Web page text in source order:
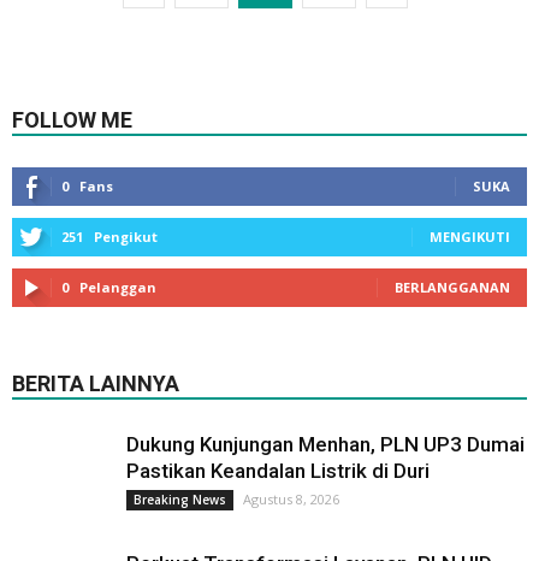
FOLLOW ME
0 Fans SUKA
251 Pengikut MENGIKUTI
0 Pelanggan BERLANGGANAN
BERITA LAINNYA
Dukung Kunjungan Menhan, PLN UP3 Dumai
Pastikan Keandalan Listrik di Duri
Breaking News Agustus 8, 2026